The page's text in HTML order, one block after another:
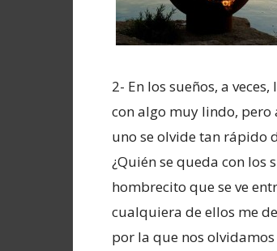
2- En los sueños, a
con algo muy lindo, pero
uno se olvide tan rápido
¿Quién se queda con los
hombrecito que se ve
cualquiera de ellos me
por la que nos